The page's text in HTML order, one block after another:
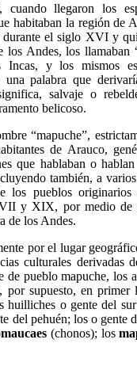
llegaron los
habitaban la región de
durante el siglo XVI y
Andes, los llamaban
Incas, y los mismos
una palabra que
salvaje o
belicoso.
“mapuche”,
de Arauco,
que hablaban o
también, a
los pueblos originarios
y XIX, por medio de
de los Andes.
por el lugar
culturales derivadas
de pueblo mapuche, los
por supuesto, en primer
huilliches o gente del
del pehuén; los o gente
(chonos); los